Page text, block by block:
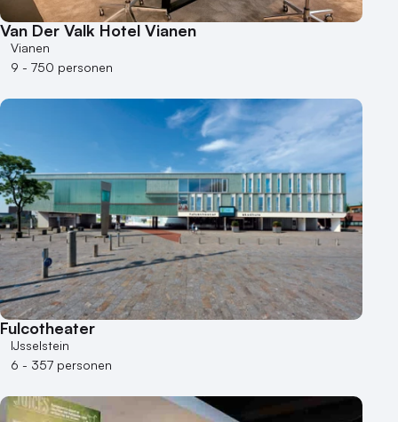
Van Der Valk Hotel Vianen
Vianen
9 - 750 personen
Fulcotheater
IJsselstein
6 - 357 personen